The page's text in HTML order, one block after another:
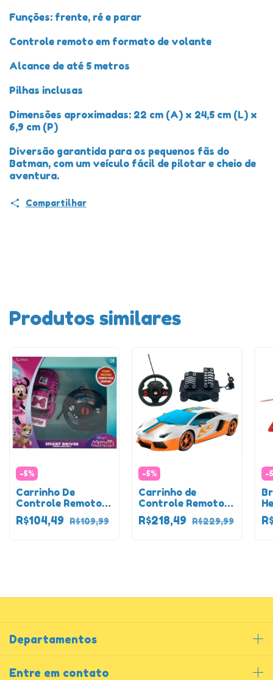
Funções: frente, ré e parar
Controle remoto em formato de volante
Alcance de até 5 metros
Pilhas inclusas
Dimensões aproximadas: 22 cm (A) x 24,5 cm (L) x
6,9 cm (P)
Diversão garantida para os pequenos fãs do
Batman, com um veículo fácil de pilotar e cheio de
aventura.
Compartilhar
Produtos similares
-5%
Carrinho De
Controle Remoto
Smart Driver
Minnie
R$104,49 R$109,99
-5%
Carrinho de
Controle Remoto
Garagem SA Prime
Racer
R$218,49 R$229,99
-5
Departamentos
Entre em contato